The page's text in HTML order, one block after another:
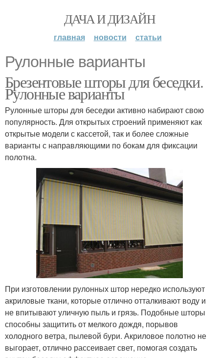
ДАЧА И ДИЗАЙН
главная новости статьи
Рулонные варианты
Брезентовые шторы для беседки.
Рулонные варианты
Рулонные шторы для беседки активно набирают свою
популярность. Для открытых строений применяют как
открытые модели с кассетой, так и более сложные
варианты с направляющими по бокам для фиксации
полотна.
При изготовлении рулонных штор нередко используют
акриловые ткани, которые отлично отталкивают воду и
не впитывают уличную пыль и грязь. Подобные шторы
способны защитить от мелкого дождя, порывов
холодного ветра, пылевой бури. Акриловое полотно не
выгорает, отлично рассеивает свет, помогая создать